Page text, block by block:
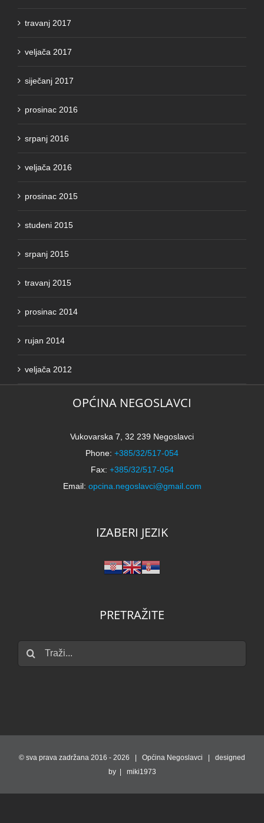
travanj 2017
veljača 2017
siječanj 2017
prosinac 2016
srpanj 2016
veljača 2016
prosinac 2015
studeni 2015
srpanj 2015
travanj 2015
prosinac 2014
rujan 2014
veljača 2012
OPĆINA NEGOSLAVCI
Vukovarska 7, 32 239 Negoslavci
Phone: +385/32/517-054
Fax: +385/32/517-054
Email: opcina.negoslavci@gmail.com
IZABERI JEZIK
PRETRAŽITE
Traži...
© sva prava zadržana 2016 - 2026 | Općina Negoslavci | designed
by | miki1973